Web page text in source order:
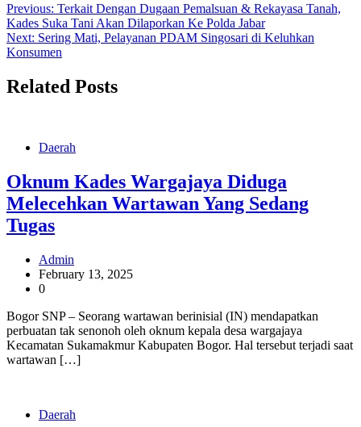
Previous: Terkait Dengan Dugaan Pemalsuan & Rekayasa Tanah,
Kades Suka Tani Akan Dilaporkan Ke Polda Jabar
Next: Sering Mati, Pelayanan PDAM Singosari di Keluhkan
Konsumen
Related Posts
Daerah
Oknum Kades Wargajaya Diduga
Melecehkan Wartawan Yang Sedang
Tugas
Admin
February 13, 2025
0
Bogor SNP – Seorang wartawan berinisial (IN) mendapatkan
perbuatan tak senonoh oleh oknum kepala desa wargajaya
Kecamatan Sukamakmur Kabupaten Bogor. Hal tersebut terjadi saat
wartawan […]
Daerah